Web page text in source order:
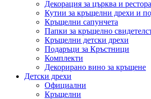
Декорация за църква и
Кутии за кръщелни дрехи и
Кръщелни сапунчета
Папки за кръщелно
Кръщелни детски дрехи
Подаръци за Кръстници
Комплекти
Декорирано вино за кръщене
Детски дрехи
Официални
Кръщелни